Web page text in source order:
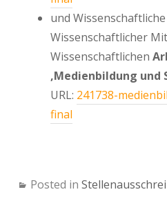
und
Wissenschaftlicher
Wissenschaftlichen
‚Medienbildung und
URL: 241738-
final
Posted in